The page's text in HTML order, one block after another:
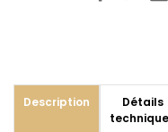
Description
Détails